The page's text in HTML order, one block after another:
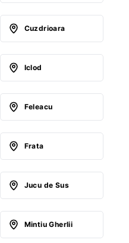
Cuzdrioara
Iclod
Feleacu
Frata
Jucu de Sus
Mintiu Gherlii